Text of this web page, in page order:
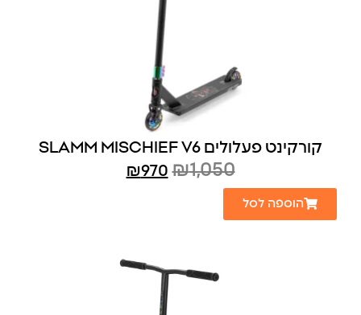
קורקינט פעלולים SLAMM MISCHIEF V6
₪1,050
₪970
הוספה לסל